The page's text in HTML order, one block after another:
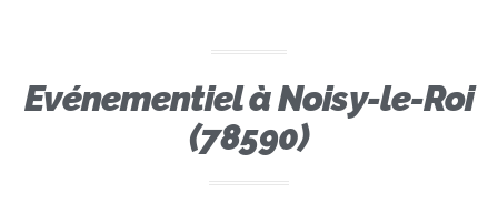
Evénementiel à Noisy-le-Roi
(78590)